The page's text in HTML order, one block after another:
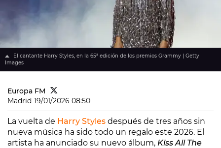
El cantante Harry Styles, en la 65ª edición de los premios Grammy | Getty
Images
Europa FM
Madrid 19/01/2026 08:50
La vuelta de Harry Styles después de tres años sin
nueva música ha sido todo un regalo este 2026. El
artista ha anunciado su nuevo álbum, Kiss All The